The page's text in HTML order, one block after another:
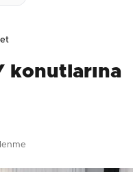
Gönder
konutlarına